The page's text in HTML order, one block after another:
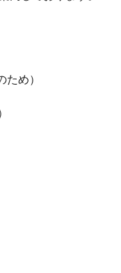
め）